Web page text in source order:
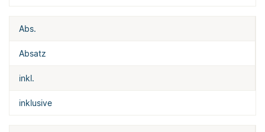
Abs.
Absatz
inkl.
inklusive